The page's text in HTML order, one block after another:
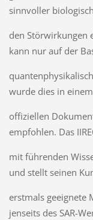
sinnvoller
den Störwirkungen
kann nur auf der
wurde dies in einem
offiziellen
empfohlen. Das
mit führenden
und stellt seinen
erstmals geeignete
jenseits des SAR-